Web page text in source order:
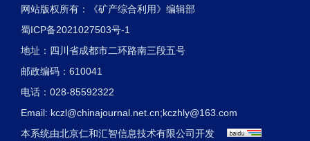
网站版权所有：《矿产综合利用》编辑部
蜀ICP备2021027503号-1
地址：四川省成都市二环路南三段五号
邮政编码：610041
电话：028-85592322
Email: kczl@chinajournal.net.cn;kczhly@163.com
本系统由北京仁和汇智信息技术有限公司开发